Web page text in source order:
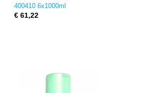
400410 6x1000ml
€ 61,22